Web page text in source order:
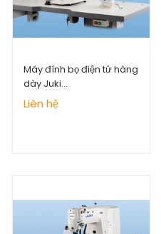
Máy đính bọ điện tử hàng
dày Juki
LK1900BHS/MC672KSS
Liên hệ